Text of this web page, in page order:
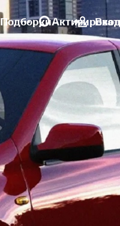
Подборки